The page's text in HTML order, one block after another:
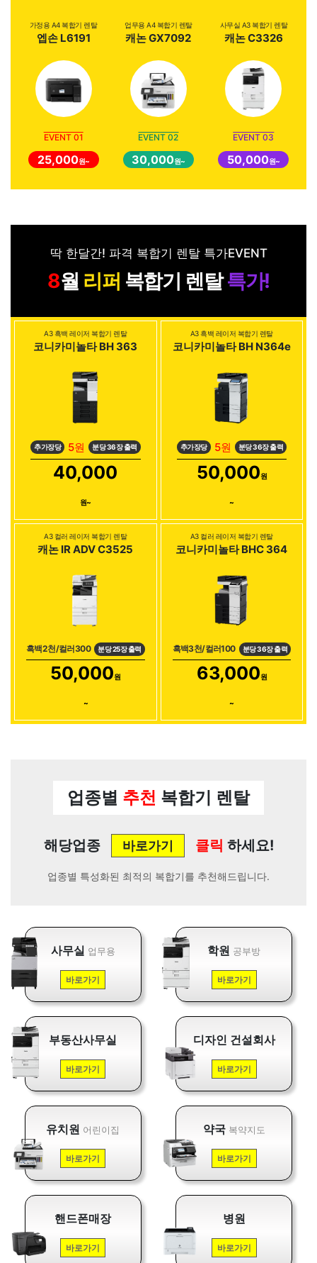
가정용 A4 복합기 렌탈
엡손 L6191
EVENT 01
25,000원~
업무용 A4 복합기 렌탈
캐논 GX7092
EVENT 02
30,000원~
사무실 A3 복합기 렌탈
캐논 C3326
EVENT 03
50,000원~
딱 한달간! 파격 복합기 렌탈 특가EVENT
월 리퍼 복합기 렌탈특가!
A3 흑백 레이저 복합기 렌탈
코니카미놀타 BH 363
추가장당 5원 분당 36장 출력
40,000
원~
A3 흑백 레이저 복합기 렌탈
코니카미놀타 BH N364e
추가장당 5원 분당 36장 출력
50,000원
~
A3 컬러 레이저 복합기 렌탈
캐논 IR ADV C3525
흑백2천/컬러300 분당 25장 출력
50,000원
~
A3 컬러 레이저 복합기 렌탈
코니카미놀타 BHC 364
흑백3천/컬러100 분당 36장 출력
63,000원
~
업종별 추천 복합기 렌탈
해당업종 바로가기 클릭 하세요!
업종별 특성화된 최적의 복합기를 추천해드립니다.
사무실 업무용
바로가기
학원 공부방
바로가기
부동산사무실
바로가기
디자인 건설회사
바로가기
유치원 어린이집
바로가기
약국 복약지도
바로가기
핸드폰매장
바로가기
병원
바로가기